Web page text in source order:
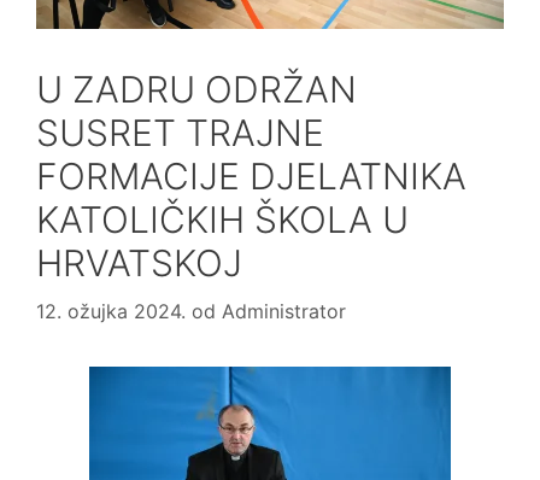
U ZADRU ODRŽAN
SUSRET TRAJNE
FORMACIJE DJELATNIKA
KATOLIČKIH ŠKOLA U
HRVATSKOJ
12. ožujka 2024. od Administrator